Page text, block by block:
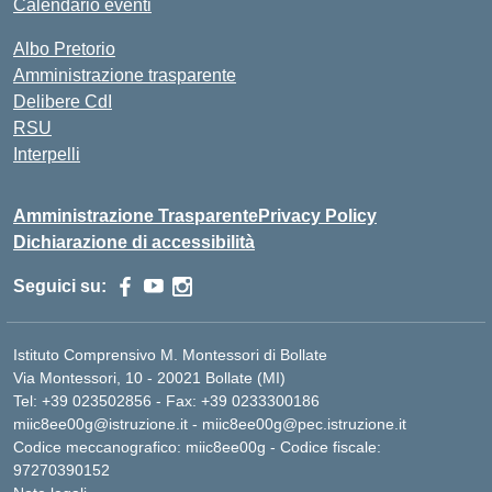
Calendario eventi
Albo Pretorio
Amministrazione trasparente
Delibere CdI
RSU
Interpelli
Amministrazione TrasparentePrivacy Policy
Dichiarazione di accessibilità
Seguici su:
Istituto Comprensivo M. Montessori di Bollate
Via Montessori, 10 - 20021 Bollate (MI)
Tel: +39 023502856 - Fax: +39 0233300186
miic8ee00g@istruzione.it - miic8ee00g@pec.istruzione.it
Codice meccanografico: miic8ee00g - Codice fiscale:
97270390152